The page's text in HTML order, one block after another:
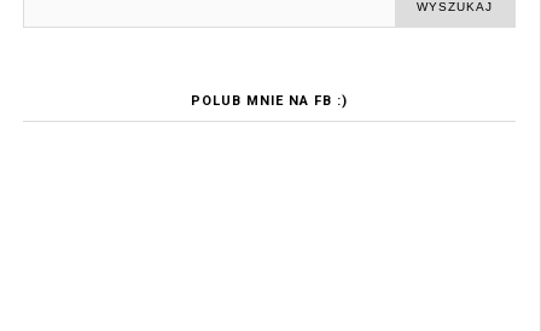
POLUB MNIE NA FB :)